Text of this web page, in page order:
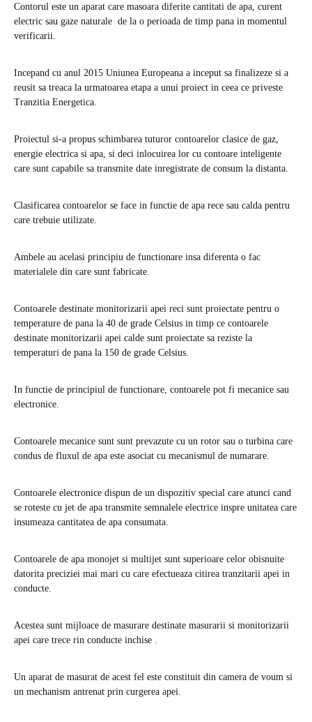
Contorul este un aparat care masoara diferite cantitati de apa, curent
electric sau gaze naturale de la o perioada de timp pana in momentul
verificarii.
Incepand cu anul 2015 Uniunea Europeana a inceput sa finalizeze si a
reusit sa treaca la urmatoarea etapa a unui proiect in ceea ce priveste
Tranzitia Energetica.
Proiectul si-a propus schimbarea tuturor contoarelor clasice de gaz,
energie electrica si apa, si deci inlocuirea lor cu contoare inteligente
care sunt capabile sa transmite date inregistrate de consum la distanta.
Clasificarea contoarelor se face in functie de apa rece sau calda pentru
care trebuie utilizate.
Ambele au acelasi principiu de functionare insa diferenta o fac
materialele din care sunt fabricate.
Contoarele destinate monitorizarii apei reci sunt proiectate pentru o
temperature de pana la 40 de grade Celsius in timp ce contoarele
destinate monitorizarii apei calde sunt proiectate sa reziste la
temperaturi de pana la 150 de grade Celsius.
In functie de principiul de functionare, contoarele pot fi mecanice sau
electronice.
Contoarele mecanice sunt sunt prevazute cu un rotor sau o turbina care
condus de fluxul de apa este asociat cu mecanismul de numarare.
Contoarele electronice dispun de un dispozitiv special care atunci cand
se roteste cu jet de apa transmite semnalele electrice inspre unitatea care
insumeaza cantitatea de apa consumata.
Contoarele de apa monojet si multijet sunt superioare celor obisnuite
datorita preciziei mai mari cu care efectueaza citirea tranzitarii apei in
conducte.
Acestea sunt mijloace de masurare destinate masurarii si monitorizarii
apei care trece rin conducte inchise .
Un aparat de masurat de acest fel este constituit din camera de voum si
un mechanism antrenat prin curgerea apei.